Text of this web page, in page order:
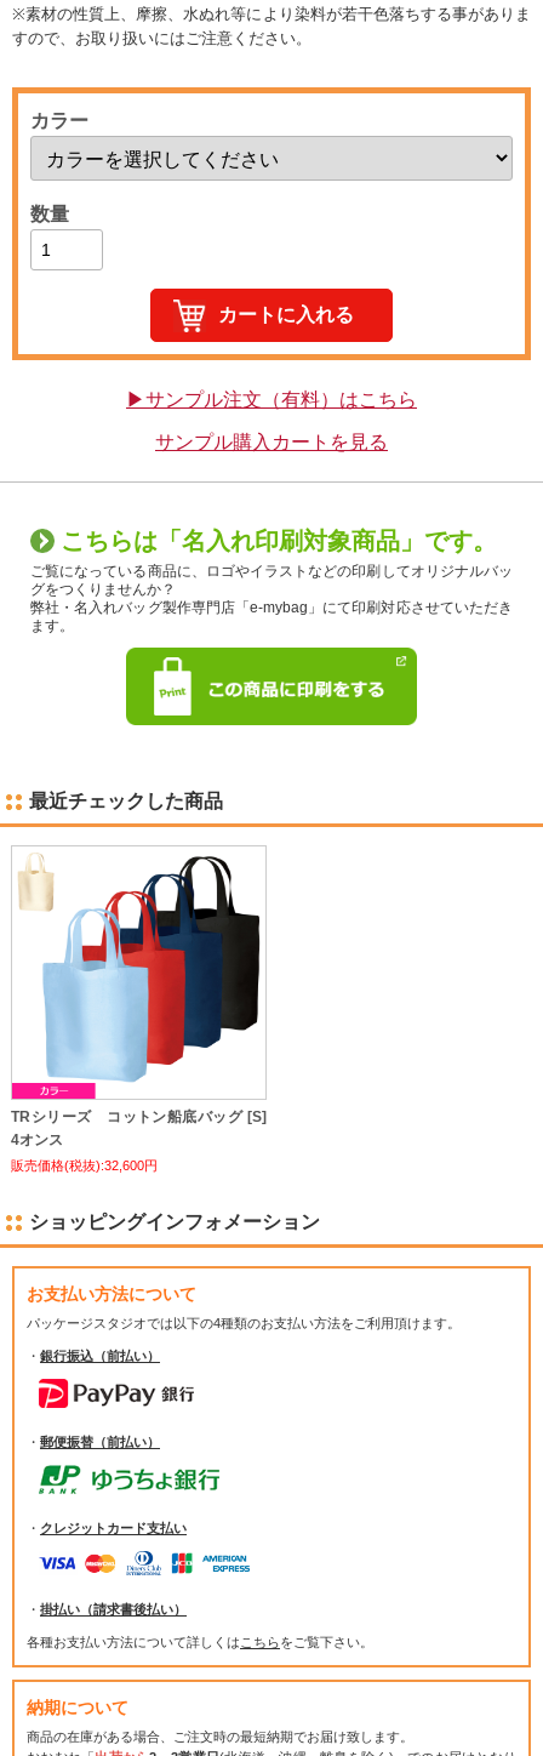
※素材の性質上、摩擦、水ぬれ等により染料が若干色落ちする事がありま
すので、お取り扱いにはご注意ください。
カラー
数量
▶サンプル注文（有料）はこちら
サンプル購入カートを見る
こちらは「名入れ印刷対象商品」です。
ご覧になっている商品に、ロゴやイラストなどの印刷してオリジナルバッ
グをつくりませんか？
弊社・名入れバッグ製作専門店「e-mybag」にて印刷対応させていただき
ます。
最近チェックした商品
TRシリーズ コットン船底バッグ [S]
4オンス
販売価格(税抜):32,600円
ショッピングインフォメーション
お支払い方法について
パッケージスタジオでは以下の4種類のお支払い方法をご利用頂けます。
・ 銀行振込（前払い）
・ 郵便振替（前払い）
・ クレジットカード支払い
・ 掛払い（請求書後払い）
各種お支払い方法について詳しくは こちらをご覧下さい。
納期について
商品の在庫がある場合、ご注文時の最短納期でお届け致します。